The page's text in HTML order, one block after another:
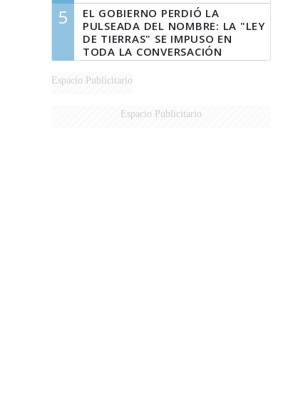
5
EL GOBIERNO PERDIÓ LA
PULSEADA DEL NOMBRE: LA "LEY
DE TIERRAS" SE IMPUSO EN
TODA LA CONVERSACIÓN
DIGITAL
Espacio Publicitario
Espacio Publicitario